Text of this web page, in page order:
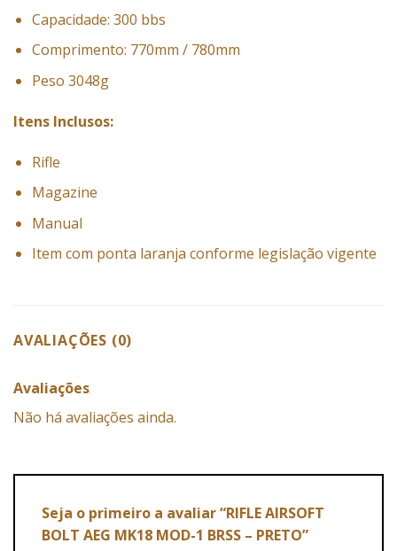
Capacidade: 300 bbs
Comprimento: 770mm / 780mm
Peso 3048g
Itens Inclusos:
Rifle
Magazine
Manual
Item com ponta laranja conforme legislação vigente
AVALIAÇÕES (0)
Avaliações
Não há avaliações ainda.
Seja o primeiro a avaliar “RIFLE AIRSOFT
BOLT AEG MK18 MOD-1 BRSS – PRETO”